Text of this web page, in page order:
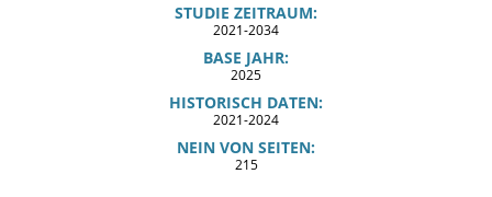
STUDIE ZEITRAUM:
2021-2034
BASE JAHR:
2025
HISTORISCH DATEN:
2021-2024
NEIN VON SEITEN:
215